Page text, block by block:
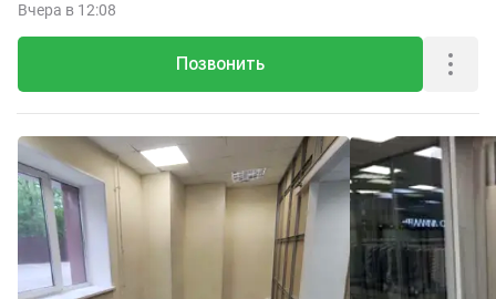
Позвонить
Вчера в 12:08